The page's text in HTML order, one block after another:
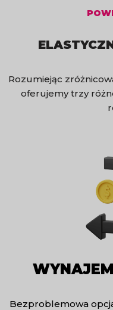
Rozumiejąc
oferujemy trzy
Bezproblemowa